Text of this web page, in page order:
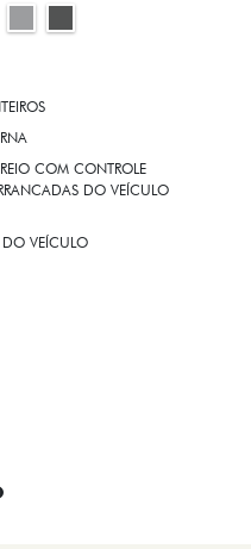
COM CONTROLE
DO VEÍCULO
DO VEÍCULO